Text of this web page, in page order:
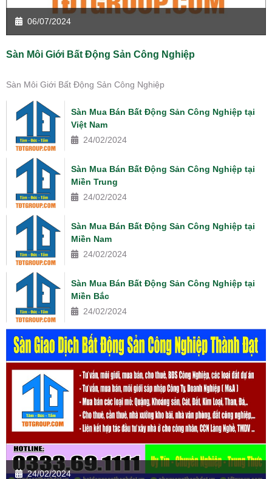
06/07/2024
Sàn Môi Giới Bất Động Sản Công Nghiệp
Sàn Môi Giới Bất Động Sản Công Nghiệp
Sàn Mua Bán Bất Động Sản Công Nghiệp tại
Việt Nam
24/02/2024
Sàn Mua Bán Bất Động Sản Công Nghiệp tại
Miền Trung
24/02/2024
Sàn Mua Bán Bất Động Sản Công Nghiệp tại
Miền Nam
24/02/2024
Sàn Mua Bán Bất Động Sản Công Nghiệp tại
Miền Bắc
24/02/2024
24/02/2024